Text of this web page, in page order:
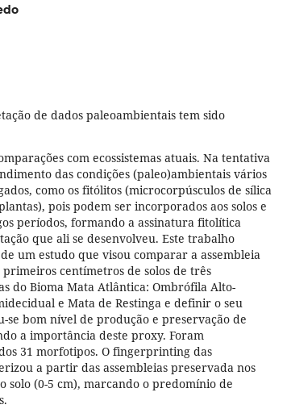
de dados paleoambientais tem sido
com ecossistemas atuais. Na tentativa
das condições (paleo)ambientais vários
como os fitólitos (microcorpúsculos de sílica
pois podem ser incorporados aos solos e
períodos, formando a assinatura fitolítica
que ali se desenvolveu. Este trabalho
um estudo que visou comparar a assembleia
centímetros de solos de três
do Bioma Mata Atlântica: Ombrófila Alto-
e Mata de Restinga e definir o seu
bom nível de produção e preservação de
a importância deste proxy. Foram
31 morfotipos. O fingerprinting das
a partir das assembleias preservada nos
solo (0-5 cm), marcando o predomínio de